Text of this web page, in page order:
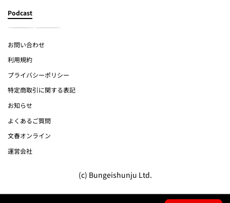
Podcast
お問い合わせ
利用規約
プライバシーポリシー
特定商取引に関する表記
お知らせ
よくあるご質問
文春オンライン
運営会社
(c) Bungeishunju Ltd.